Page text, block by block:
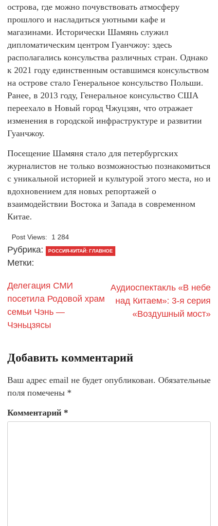
острова, где можно почувствовать атмосферу
прошлого и насладиться уютными кафе и
магазинами. Исторически Шамянь служил
дипломатическим центром Гуанчжоу: здесь
располагались консульства различных стран. Однако
к 2021 году единственным оставшимся консульством
на острове стало Генеральное консульство Польши.
Ранее, в 2013 году, Генеральное консульство США
переехало в Новый город Чжуцзян, что отражает
изменения в городской инфраструктуре и развитии
Гуанчжоу.
Посещение Шамяня стало для петербургских
журналистов не только возможностью познакомиться
с уникальной историей и культурой этого места, но и
вдохновением для новых репортажей о
взаимодействии Востока и Запада в современном
Китае.
Post Views: 1 284
Рубрика: РОССИЯ-КИТАЙ: ГЛАВНОЕ
Метки:
Делегация СМИ
посетила Родовой храм
семьи Чэнь —
Чэньцзясы
Аудиоспектакль «В небе
над Китаем»: 3-я серия
«Воздушный мост»
Добавить комментарий
Ваш адрес email не будет опубликован. Обязательные
поля помечены *
Комментарий *